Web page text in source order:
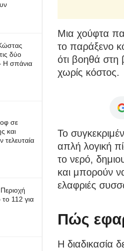
δύο
Η σπάνια
σε
και
τελευταία
112 για
Μια χούφτα
το παράξενο
ότι βοηθά στη
χωρίς κόστος.
Το
απλή λογική
το νερό,
και μπορούν
ελαφριές
Πώς
Η διαδικασία